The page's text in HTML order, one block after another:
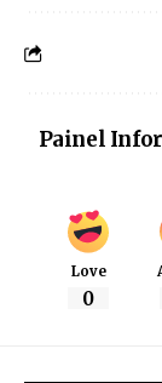
Painel
Love
0